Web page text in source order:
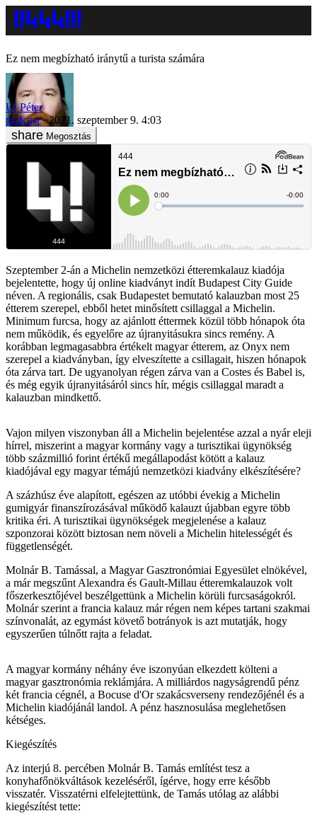
Ez nem megbízható iránytű a turista számára
Uj Péter
podcast
2021. szeptember 9. 4:03
Megosztás
Szeptember 2-án a Michelin nemzetközi étteremkalauz kiadója
bejelentette, hogy új online kiadványt indít Budapest City Guide
néven. A regionális, csak Budapestet bemutató kalauzban most 25
étterem szerepel, ebből hetet minősített csillaggal a Michelin.
Minimum furcsa, hogy az ajánlott éttermek közül több hónapok óta
nem működik, és egyelőre az újranyitásukra sincs remény. A
korábban legmagasabbra értékelt magyar étterem, az Onyx nem
szerepel a kiadványban, így elveszítette a csillagait, hiszen hónapok
óta zárva tart. De ugyanolyan régen zárva van a Costes és Babel is,
és még egyik újranyitásáról sincs hír, mégis csillaggal maradt a
kalauzban mindkettő.
Vajon milyen viszonyban áll a Michelin bejelentése azzal a nyár eleji
hírrel, miszerint a magyar kormány vagy a turisztikai ügynökség
több százmillió forint értékű megállapodást kötött a kalauz
kiadójával egy magyar témájú nemzetközi kiadvány elkészítésére?
A százhúsz éve alapított, egészen az utóbbi évekig a Michelin
gumigyár finanszírozásával működő kalauzt újabban egyre több
kritika éri. A turisztikai ügynökségek megjelenése a kalauz
szponzorai között biztosan nem növeli a Michelin hitelességét és
függetlenségét.
Molnár B. Tamással, a Magyar Gasztronómiai Egyesület elnökével,
a már megszűnt Alexandra és Gault-Millau étteremkalauzok volt
főszerkesztőjével beszélgettünk a Michelin körüli furcsaságokról.
Molnár szerint a francia kalauz már régen nem képes tartani szakmai
színvonalát, az egymást követő botrányok is azt mutatják, hogy
egyszerűen túlnőtt rajta a feladat.
A magyar kormány néhány éve iszonyúan elkezdett költeni a
magyar gasztronómia reklámjára. A milliárdos nagyságrendű pénz
két francia cégnél, a Bocuse d'Or szakácsverseny rendezőjénél és a
Michelin kiadójánál landol. A pénz hasznosulása meglehetősen
kétséges.
Kiegészítés
Az interjú 8. percében Molnár B. Tamás említést tesz a
konyhafőnökváltások kezeléséről, ígérve, hogy erre később
visszatér. Visszatérni elfelejtettünk, de Tamás utólag az alábbi
kiegészítést tette: